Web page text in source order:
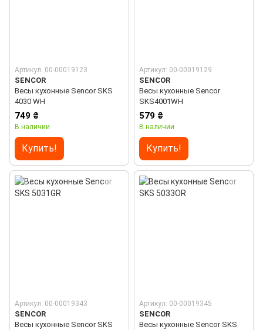
Артикул: 00-00019123
SENCOR
Весы кухонные Sencor SKS
4030 WH
749 ₴
В наличии
Купить!
Артикул: 00-00019129
SENCOR
Весы кухонные Sencor
SKS4001WH
579 ₴
В наличии
Купить!
Артикул: 00-00019343
SENCOR
Весы кухонные Sencor SKS
Артикул: 00-00019345
SENCOR
Весы кухонные Sencor SKS